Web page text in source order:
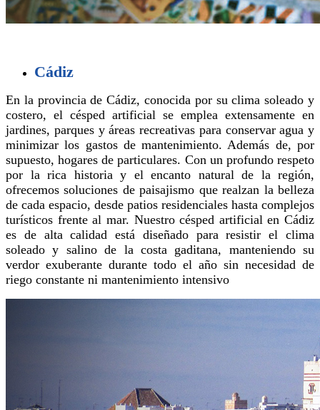
Cádiz
En la provincia de Cádiz, conocida por su clima soleado y
costero, el césped artificial se emplea extensamente en
jardines, parques y áreas recreativas para conservar agua y
minimizar los gastos de mantenimiento. Además de, por
supuesto, hogares de particulares. Con un profundo respeto
por la rica historia y el encanto natural de la región,
ofrecemos soluciones de paisajismo que realzan la belleza
de cada espacio, desde patios residenciales hasta complejos
turísticos frente al mar. Nuestro césped artificial en Cádiz
es de alta calidad está diseñado para resistir el clima
soleado y salino de la costa gaditana, manteniendo su
verdor exuberante durante todo el año sin necesidad de
riego constante ni mantenimiento intensivo